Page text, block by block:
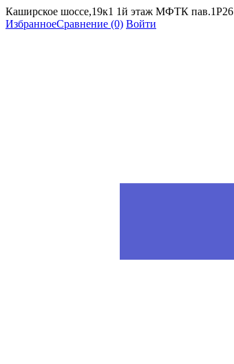
Каширское шоссе,19к1 1й этаж МФТК пав.1Р26
ИзбранноеСравнение (0) Войти